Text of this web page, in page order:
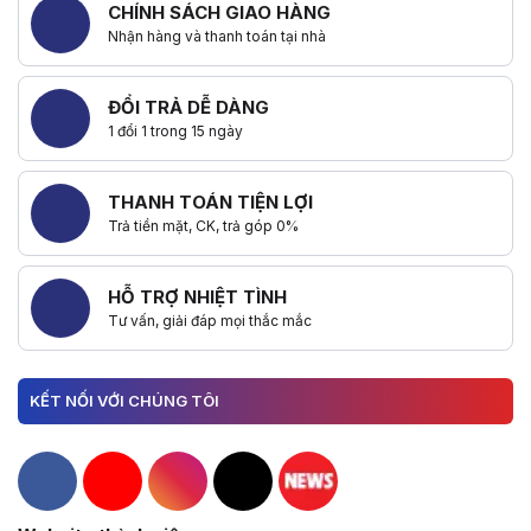
CHÍNH SÁCH GIAO HÀNG
Nhận hàng và thanh toán tại nhà
ĐỔI TRẢ DỄ DÀNG
1 đổi 1 trong 15 ngày
THANH TOÁN TIỆN LỢI
Trả tiền mặt, CK, trả góp 0%
HỖ TRỢ NHIỆT TÌNH
Tư vấn, giải đáp mọi thắc mắc
KẾT NỐI VỚI CHÚNG TÔI
Hacom Facebook
Hacom YouTube
Hacom Instagram
Hacom TikTok